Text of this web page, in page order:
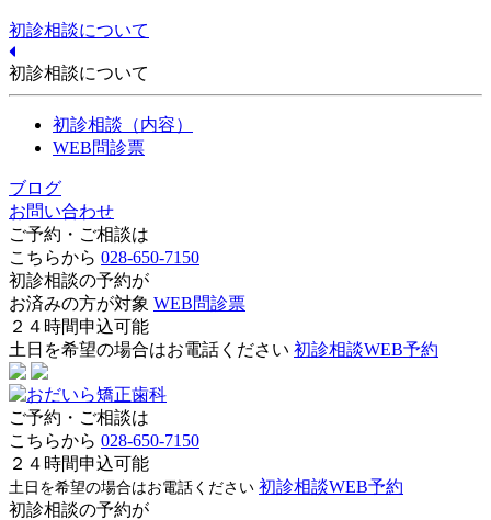
初診相談について
初診相談について
初診相談（内容）
WEB問診票
ブログ
お問い合わせ
ご予約・ご相談は
こちらから 028-650-7150
初診相談の予約が
お済みの方が対象 WEB問診票
２４時間申込可能
土日を希望の場合はお電話ください 初診相談WEB予約
ご予約・ご相談は
こちらから 028-650-7150
２４時間申込可能
土日を希望の場合はお電話ください 初診相談WEB予約
初診相談の予約が